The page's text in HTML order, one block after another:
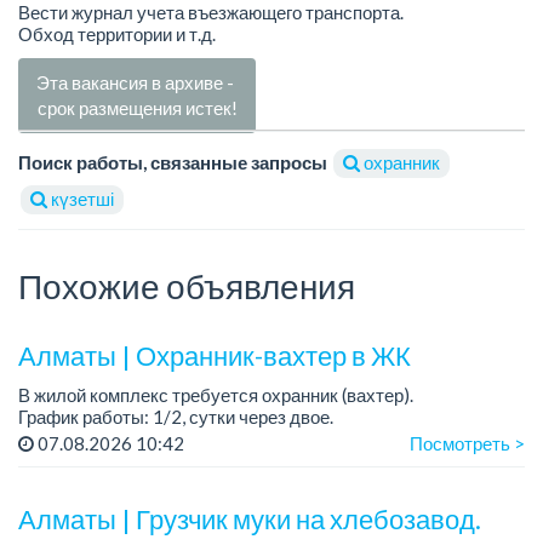
Вести журнал учета въезжающего транспорта.
Обход территории и т.д.
Эта вакансия в архиве -
срок размещения истек!
Поиск работы, связанные запросы
охранник
күзетші
Похожие объявления
Алматы | Охранник-вахтер в ЖК
В жилой комплекс требуется охранник (вахтер).
График работы: 1/2, сутки через двое.
Требования: без вредных привычек. ...
07.08.2026 10:42 Посмотреть >
Алматы | Грузчик муки на хлебозавод.